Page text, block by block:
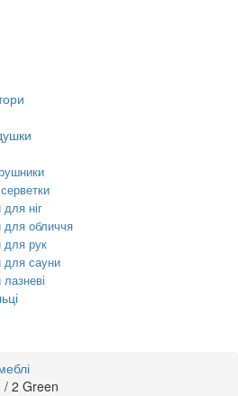
ніг
обличчя
рук
сауни
/ 2 Green